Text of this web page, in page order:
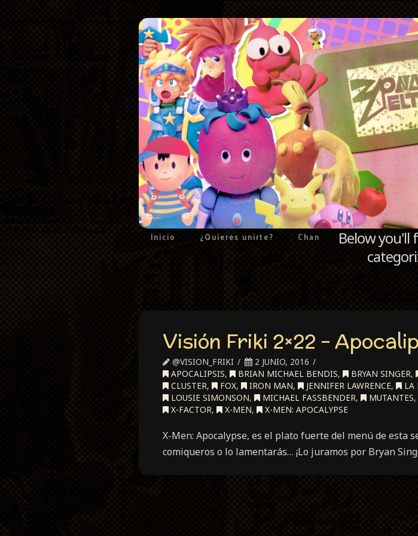
Inicio ¿Quieres unirte? Chan
Below you'll
Visión Friki 2×22 –
@VISION_FRIKI
2 JUNIO, 2016
APOCALIPSIS, BRIAN MICHAEL BENDIS, BRYAN SINGER,
CLUSTER, FOX, IRON MAN, JENNIFER LAWRENCE, LA
LOUSIE SIMONSON, MICHAEL FASSBENDER, MUTANTES,
X-FACTOR, X-MEN, X-MEN: APOCALYPSE
X-Men: Apocalypse, es el plato fuerte del menú de esta
comiqueros o lo lamentarás… ¡Lo juramos por Bryan